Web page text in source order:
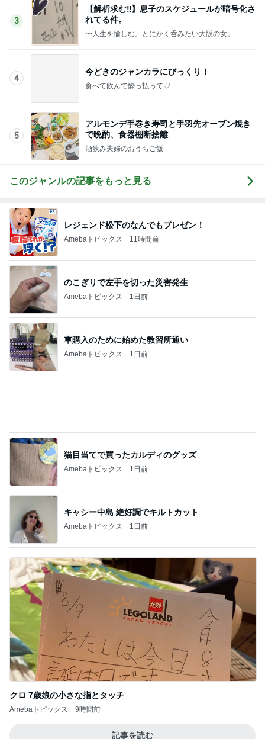
4
今どきのジャンカラにびっくり！
5
アルモンデ手巻き寿司と手羽先オーブン焼き
で晩酌、食器棚断捨離
酒飲み夫婦のおうちご飯
このジャンルの記事をもっと見る
Amebaトピックス 11時間前
のこぎりで左手を切った災害発生
Amebaトピックス 1日前
車購入のために始めた教習所通い
Amebaトピックス 1日前
猫目当てで買ったカルディのグッズ
Amebaトピックス 1日前
クロ 7歳娘の小さな指とタッチ
Amebaトピックス 9時間前
記事を読む
3週間も車中泊していた危険な訳
Amebaトピックス 17時間前
Amebaトピックス 1日前